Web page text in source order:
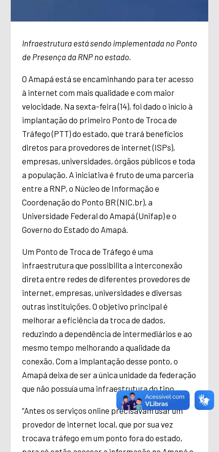
Infraestrutura está sendo implementada no Ponto
de Presença da RNP no estado.
O Amapá está se encaminhando para ter acesso
à internet com mais qualidade e com maior
velocidade. Na sexta-feira (14), foi dado o início à
implantação do primeiro Ponto de Troca de
Tráfego (PTT) do estado, que trará benefícios
diretos para provedores de internet (ISPs),
empresas, universidades, órgãos públicos e toda
a população. A iniciativa é fruto de uma parceria
entre a RNP, o Núcleo de Informação e
Coordenação do Ponto BR (NIC.br), a
Universidade Federal do Amapá (Unifap) e o
Governo do Estado do Amapá.
Um Ponto de Troca de Tráfego é uma
infraestrutura que possibilita a interconexão
direta entre redes de diferentes provedores de
internet, empresas, universidades e diversas
outras instituições. O objetivo principal é
melhorar a eficiência da troca de dados,
reduzindo a dependência de intermediários e ao
mesmo tempo melhorando a qualidade da
conexão. Com a implantação desse ponto, o
Amapá deixa de ser a única unidade da federação
que não possuía uma infraestrutura do tipo.
“Antes os serviços online precisavam usar um
provedor de internet local, que por sua vez
trocava tráfego em um ponto fora do estado,